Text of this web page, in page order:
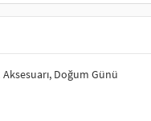
Aksesuarı, Doğum Günü